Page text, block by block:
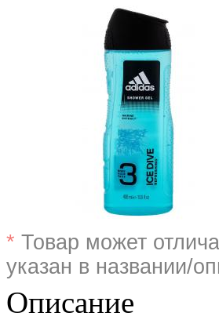
* Товар может
указан в названии/
Описание